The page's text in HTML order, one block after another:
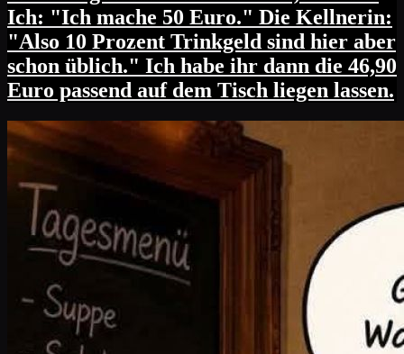
Ich: "Ich mache 50 Euro." Die Kellnerin:
"Also 10 Prozent Trinkgeld sind hier aber
schon üblich." Ich habe ihr dann die 46,90
Euro passend auf dem Tisch liegen lassen.